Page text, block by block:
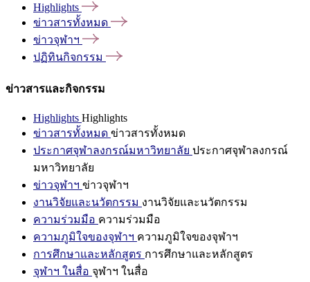
Highlights
ข่าวสารทั้งหมด
ข่าวจุฬาฯ
ปฏิทินกิจกรรม
ข่าวสารและกิจกรรม
Highlights Highlights
ข่าวสารทั้งหมด ข่าวสารทั้งหมด
ประกาศจุฬาลงกรณ์มหาวิทยาลัย ประกาศจุฬาลงกรณ์
มหาวิทยาลัย
ข่าวจุฬาฯ ข่าวจุฬาฯ
งานวิจัยและนวัตกรรม งานวิจัยและนวัตกรรม
ความร่วมมือ ความร่วมมือ
ความภูมิใจของจุฬาฯ ความภูมิใจของจุฬาฯ
การศึกษาและหลักสูตร การศึกษาและหลักสูตร
จุฬาฯ ในสื่อ จุฬาฯ ในสื่อ